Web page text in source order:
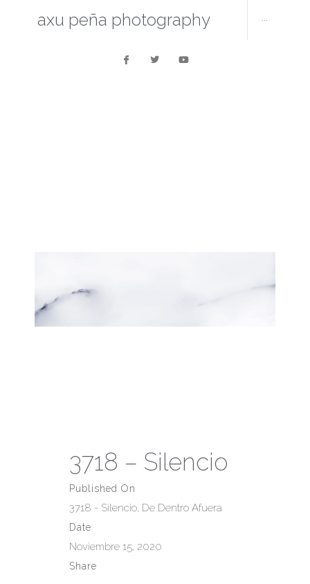
axu peña photography ···
3718 – Silencio
Published On
3718 - Silencio, De Dentro Afuera
Date
Noviembre 15, 2020
Share